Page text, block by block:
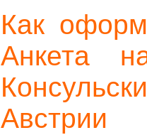
Как
Анкета
Австрии